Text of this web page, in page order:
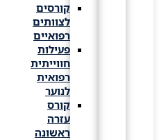
קורסים
לצוותים
רפואיים
פעילות
חווייתית
רפואית
לנוער
קורס
עזרה
ראשונה